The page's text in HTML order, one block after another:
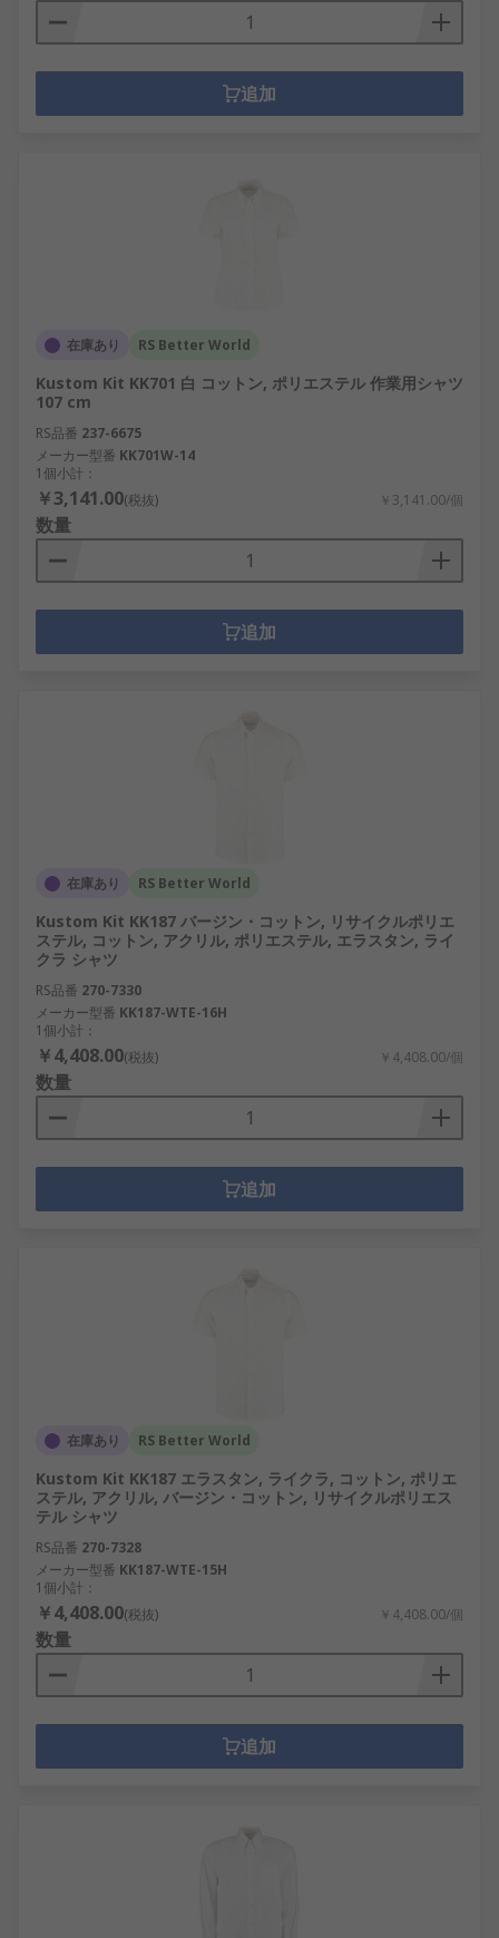
追加
在庫あり RS Better World
Kustom Kit KK701 白 コットン, ポリエステル 作業用シャツ
107 cm
RS品番 237-6675
メーカー型番 KK701W-14
1個小計：
￥3,141.00(税抜) ￥3,141.00/個
数量
追加
在庫あり RS Better World
Kustom Kit KK187 バージン・コットン, リサイクルポリエ
ステル, コットン, アクリル, ポリエステル, エラスタン, ライ
クラ シャツ
RS品番 270-7330
メーカー型番 KK187-WTE-16H
1個小計：
￥4,408.00(税抜) ￥4,408.00/個
数量
追加
在庫あり RS Better World
Kustom Kit KK187 エラスタン, ライクラ, コットン, ポリエ
ステル, アクリル, バージン・コットン, リサイクルポリエス
テル シャツ
RS品番 270-7328
メーカー型番 KK187-WTE-15H
1個小計：
￥4,408.00(税抜) ￥4,408.00/個
数量
追加